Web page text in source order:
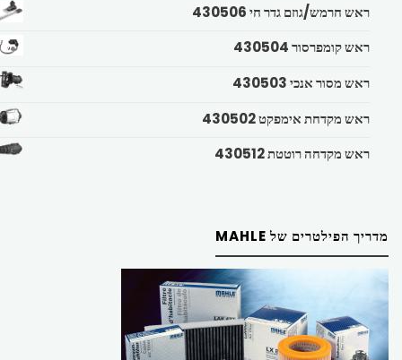
ראש חרמש/גוזם גדר חי 430506
ראש קומפרסור 430504
ראש מסור אנכי 430503
ראש מקדחת אימפקט 430502
ראש מקדחה רוטטת 430512
מדריך הפילטרים של MAHLE